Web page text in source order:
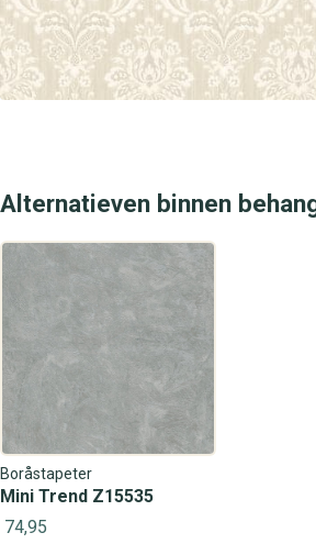
Alternatieven binnen
Boråstapeter
Mini Trend Z15535
74,95